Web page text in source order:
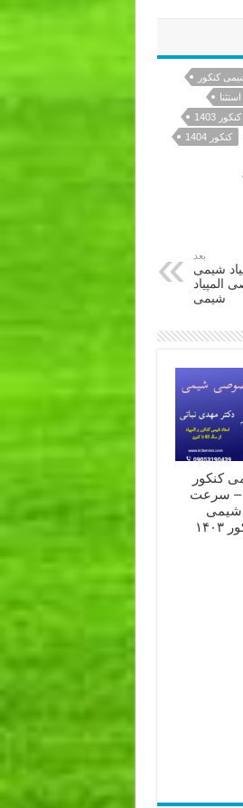
کنکور
1403
کنکور 1404
بعد
۲۴ المپیاد شیمی
المپیاد
شیمی
۹۰ شیمی کنکور
– سرعت
شیمی
یازدهم – شیمی کنکور ۱۴۰۳